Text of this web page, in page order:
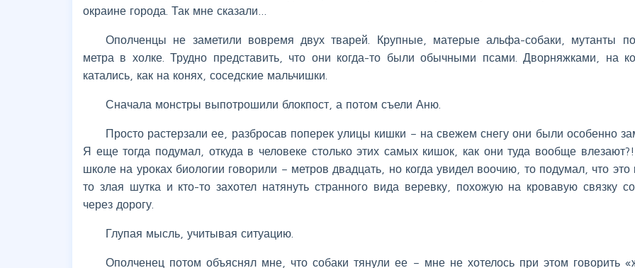
окраине города. Так мне сказали…
Ополченцы не заметили вовремя двух тварей. Крупные, матерые альфа-собаки, мутанты
метра в холке. Трудно представить, что они когда-то были обычными псами. Дворняжками, на
катались, как на конях, соседские мальчишки.
Сначала монстры выпотрошили блокпост, а потом съели Аню.
Просто растерзали ее, разбросав поперек улицы кишки – на свежем снегу они были особенно
Я еще тогда подумал, откуда в человеке столько этих самых кишок, как они туда вообще
школе на уроках биологии говорили – метров двадцать, но когда увидел воочию, то подумал, что это
то злая шутка и кто-то захотел натянуть странного вида веревку, похожую на кровавую связку
через дорогу.
Глупая мысль, учитывая ситуацию.
Ополченец потом объяснял мне, что собаки тянули ее – мне не хотелось при этом говорить